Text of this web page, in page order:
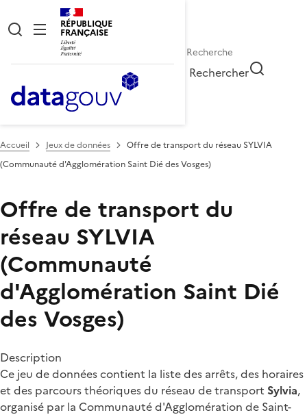
RÉPUBLIQUE
FRANÇAISE
Rechercher
Accueil Jeux de données
Offre de transport du réseau SYLVIA
(Communauté d'Agglomération Saint Dié des Vosges)
Offre de transport du
réseau SYLVIA
(Communauté
d'Agglomération Saint Dié
des Vosges)
Description
Ce jeu de données contient la liste des arrêts, des horaires
et des parcours théoriques du réseau de transport Sylvia,
organisé par la Communauté d'Agglomération de Saint-